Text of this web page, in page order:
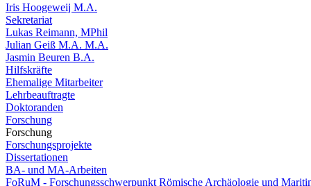
Iris Hoogeweij M.A.
Sekretariat
Lukas Reimann, MPhil
Julian Geiß M.A. M.A.
Jasmin Beuren B.A.
Hilfskräfte
Ehemalige Mitarbeiter
Lehrbeauftragte
Doktoranden
Forschung
Forschung
Forschungsprojekte
Dissertationen
BA- und MA-Arbeiten
FoRuM - Forschungsschwerpunkt Römische Archäologie und